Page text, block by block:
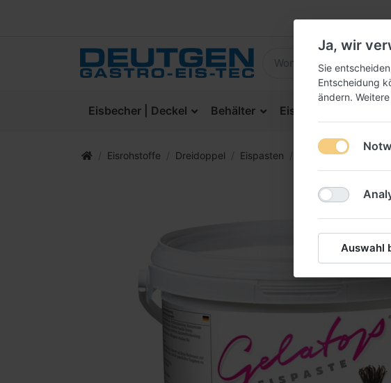
Eisbecher | Deckel Behälter Eislabor
Eisrohstoffe Dreidoppel Eispasten 3D Gelatop Vanille
Ja, wir
Sie
Entscheidung
ändern.
Auswahl